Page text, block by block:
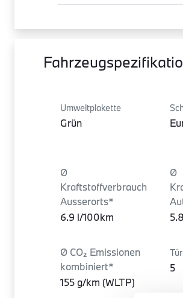
Umweltplakette
Grün
Ø
Kraftstoffverbrauch
Ausserorts*
6.9 l/100km
Ø
Ø CO₂ Emissionen
kombiniert*
155 g/km (WLTP)
5